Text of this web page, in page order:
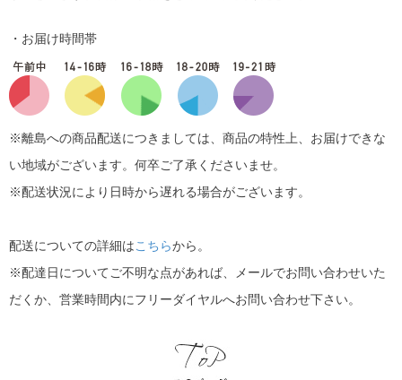
・お届け時間帯
※離島への商品配送につきましては、商品の特性上、お届けできな
い地域がございます。何卒ご了承くださいませ。
※配送状況により日時から遅れる場合がございます。
配送についての詳細はこちらから。
※配達日についてご不明な点があれば、メールでお問い合わせいた
だくか、営業時間内にフリーダイヤルへお問い合わせ下さい。